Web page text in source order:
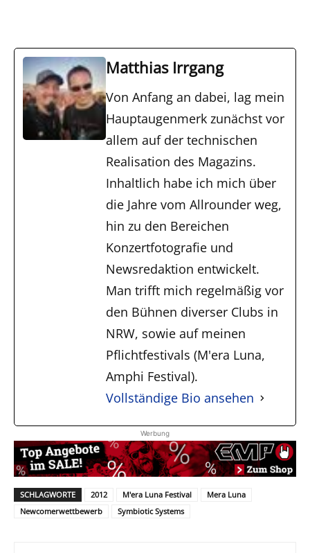
Matthias Irrgang
Von Anfang an dabei, lag mein
Hauptaugenmerk zunächst vor
allem auf der technischen
Realisation des Magazins.
Inhaltlich habe ich mich über
die Jahre vom Allrounder weg,
hin zu den Bereichen
Konzertfotografie und
Newsredaktion entwickelt.
Man trifft mich regelmäßig vor
den Bühnen diverser Clubs in
NRW, sowie auf meinen
Pflichtfestivals (M'era Luna,
Amphi Festival).
Vollständige Bio ansehen
Werbung
SCHLAGWORTE 2012 M'era Luna Festival
Mera Luna
Newcomerwettbewerb
Symbiotic Systems